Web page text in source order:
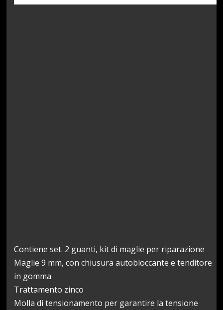
Contiene set. 2 guanti, kit di maglie per riparazione
Maglie 9 mm, con chiusura autobloccante e tenditore
in gomma
Trattamento zinco
Molla di tensionamento per garantire la tensione